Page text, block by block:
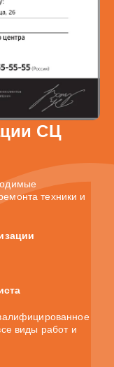
СЦ
техники и
виды работ и